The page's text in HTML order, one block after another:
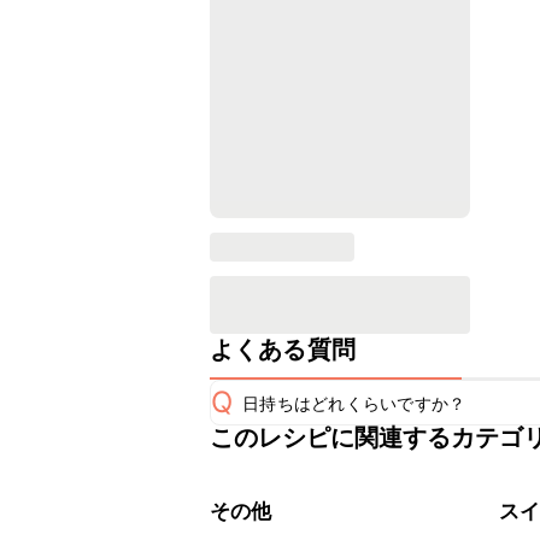
よくある質問
Q 日持ちはどれくらいですか？
保存期間は常温で翌日中が目安です
※日持ちは目安です。
このレシピに関連するカテゴ
その他 ス